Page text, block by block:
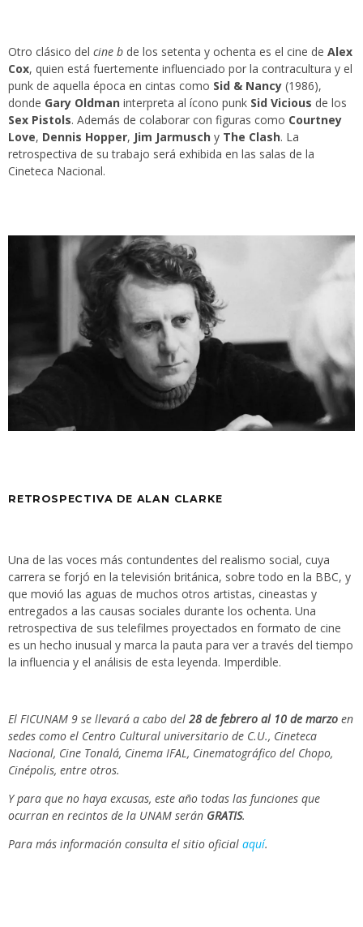
Otro clásico del cine b de los setenta y ochenta es el cine de Alex
Cox, quien está fuertemente influenciado por la contracultura y el
punk de aquella época en cintas como Sid & Nancy (1986),
donde Gary Oldman interpreta al ícono punk Sid Vicious de los
Sex Pistols. Además de colaborar con figuras como Courtney
Love, Dennis Hopper, Jim Jarmusch y The Clash. La
retrospectiva de su trabajo será exhibida en las salas de la
Cineteca Nacional.
RETROSPECTIVA DE ALAN CLARKE
Una de las voces más contundentes del realismo social, cuya
carrera se forjó en la televisión británica, sobre todo en la BBC, y
que movió las aguas de muchos otros artistas, cineastas y
entregados a las causas sociales durante los ochenta. Una
retrospectiva de sus telefilmes proyectados en formato de cine
es un hecho inusual y marca la pauta para ver a través del tiempo
la influencia y el análisis de esta leyenda. Imperdible.
El FICUNAM 9 se llevará a cabo del 28 de febrero al 10 de marzo en
sedes como el Centro Cultural universitario de C.U., Cineteca
Nacional, Cine Tonalá, Cinema IFAL, Cinematográfico del Chopo,
Cinépolis, entre otros.
Y para que no haya excusas, este año todas las funciones que
ocurran en recintos de la UNAM serán GRATIS.
Para más información consulta el sitio oficial aquí.